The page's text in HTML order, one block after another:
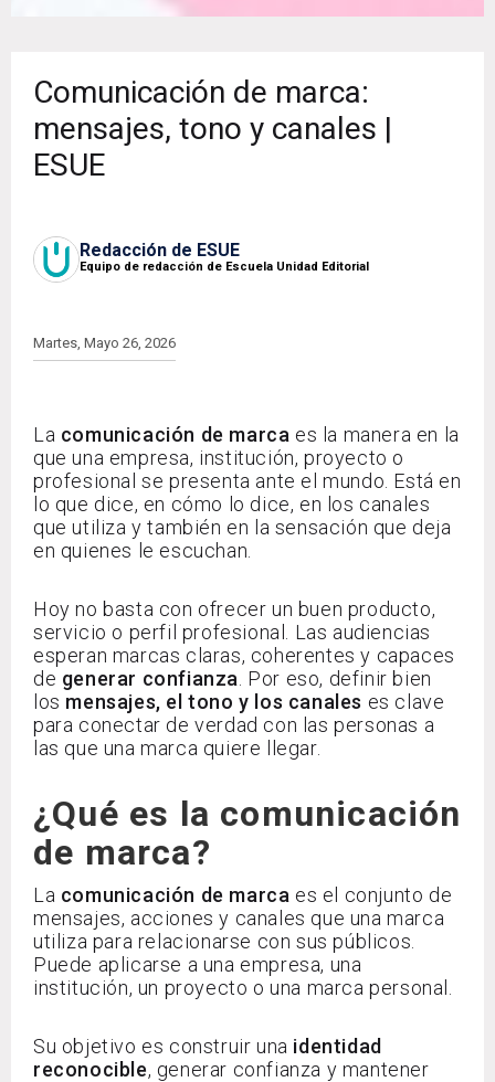
Comunicación de marca:
mensajes, tono y canales |
ESUE
Redacción de ESUE
Equipo de redacción de Escuela Unidad Editorial
Martes, Mayo 26, 2026
La comunicación de marca es la manera en la
que una empresa, institución, proyecto o
profesional se presenta ante el mundo. Está en
lo que dice, en cómo lo dice, en los canales
que utiliza y también en la sensación que deja
en quienes le escuchan.
Hoy no basta con ofrecer un buen producto,
servicio o perfil profesional. Las audiencias
esperan marcas claras, coherentes y capaces
de generar confianza . Por eso, definir bien
los mensajes, el tono y los canales es clave
para conectar de verdad con las personas a
las que una marca quiere llegar.
¿Qué es la comunicación
de marca?
La comunicación de marca es el conjunto de
mensajes, acciones y canales que una marca
utiliza para relacionarse con sus públicos.
Puede aplicarse a una empresa, una
institución, un proyecto o una marca personal.
Su objetivo es construir una identidad
reconocible, generar confianza y mantener